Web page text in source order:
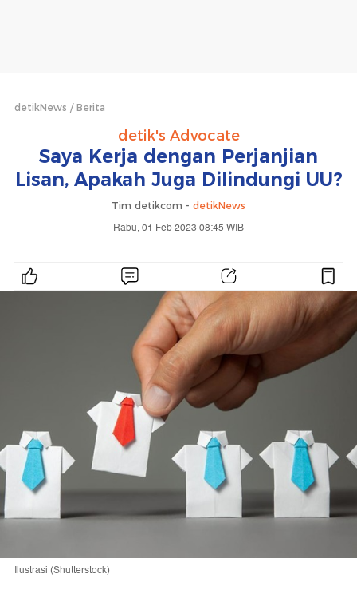
detikNews Berita
detik's Advocate
Saya Kerja dengan Perjanjian
Lisan, Apakah Juga Dilindungi UU?
Tim detikcom - detikNews
Rabu, 01 Feb 2023 08:45 WIB
Ilustrasi (Shutterstock)